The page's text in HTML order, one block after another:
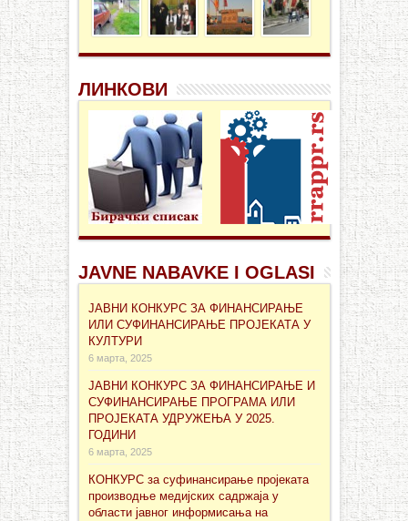
ЛИНКОВИ
JAVNE NABAVKE I OGLASI
ЈАВНИ КОНКУРС ЗА ФИНАНСИРАЊЕ
ИЛИ СУФИНАНСИРАЊЕ ПРОЈЕКАТА У
КУЛТУРИ
6 марта, 2025
ЈАВНИ КОНКУРС ЗА ФИНАНСИРАЊЕ И
СУФИНАНСИРАЊЕ ПРОГРАМА ИЛИ
ПРОЈЕКАТА УДРУЖЕЊА У 2025.
ГОДИНИ
6 марта, 2025
КОНКУРС за суфинансирање проjеката
производње медијских садржаја у
области јавног информисања на